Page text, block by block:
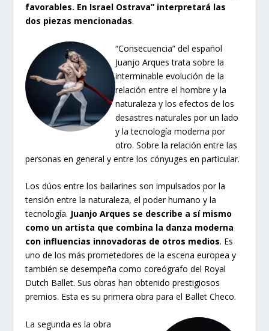
favorables. En Israel Ostrava” interpretará las
dos piezas mencionadas.
“Consecuencia” del español
Juanjo Arques trata sobre la
interminable evolución de la
relación entre el hombre y la
naturaleza y los efectos de los
desastres naturales por un lado
y la tecnología moderna por
otro. Sobre la relación entre las
personas en general y entre los cónyuges en particular.
Los dúos entre los bailarines son impulsados por la
tensión entre la naturaleza, el poder humano y la
tecnología. Juanjo Arques se describe a sí mismo
como un artista que combina la danza moderna
con influencias innovadoras de otros medios. Es
uno de los más prometedores de la escena europea y
también se desempeña como coreógrafo del Royal
Dutch Ballet. Sus obras han obtenido prestigiosos
premios. Esta es su primera obra para el Ballet Checo.
La segunda es la obra